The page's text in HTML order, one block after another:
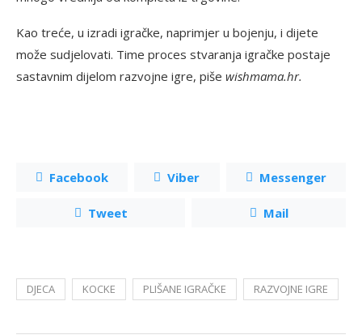
Kao treće, u izradi igračke, naprimjer u bojenju, i dijete
može sudjelovati. Time proces stvaranja igračke postaje
sastavnim dijelom razvojne igre, piše wishmama.hr.
Facebook Viber Messenger
Tweet Mail
DJECA KOCKE PLIŠANE IGRAČKE RAZVOJNE IGRE